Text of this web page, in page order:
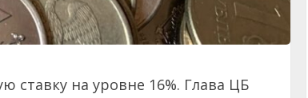
ставку на уровне 16%. Глава ЦБ